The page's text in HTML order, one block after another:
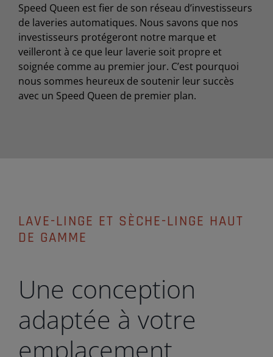
Speed Queen est fier de son réseau d’investisseurs
de laveries automatiques. Nous savons que nos
investisseurs protégeront notre marque et
veilleront à ce que leur laverie soit propre et
soignée comme au premier jour. C’est pourquoi
nous sommes heureux de soutenir leur succès
avec un Speed Queen de premier plan.
LAVE-LINGE ET SÈCHE-LINGE HAUT
DE GAMME
Une conception
adaptée à votre
emplacement